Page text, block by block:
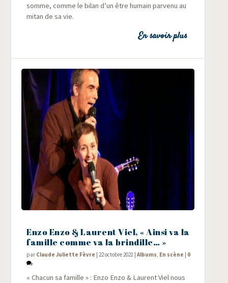
somme, comme le bilan d’un être humain par­ve­nu au
mitan de sa vie.
En savoir plus
Enzo Enzo & Laurent Viel, « Ainsi va la
famille comme va la brindille… »
par Claude Juliette Fèvre |22 octobre 2021 |Albums, En scène 0
« Cha­cun sa famille » : Enzo Enzo & Laurent Viel nous